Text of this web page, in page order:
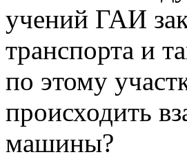
учений ГАИ
транспорта и
по этому
происходить
машины?